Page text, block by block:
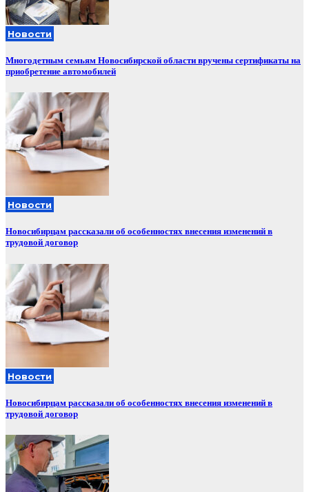
Новости
Многодетным семьям Новосибирской области вручены сертификаты на
приобретение автомобилей
Новости
Новосибирцам рассказали об особенностях внесения изменений в
трудовой договор
Новости
Новосибирцам рассказали об особенностях внесения изменений в
трудовой договор